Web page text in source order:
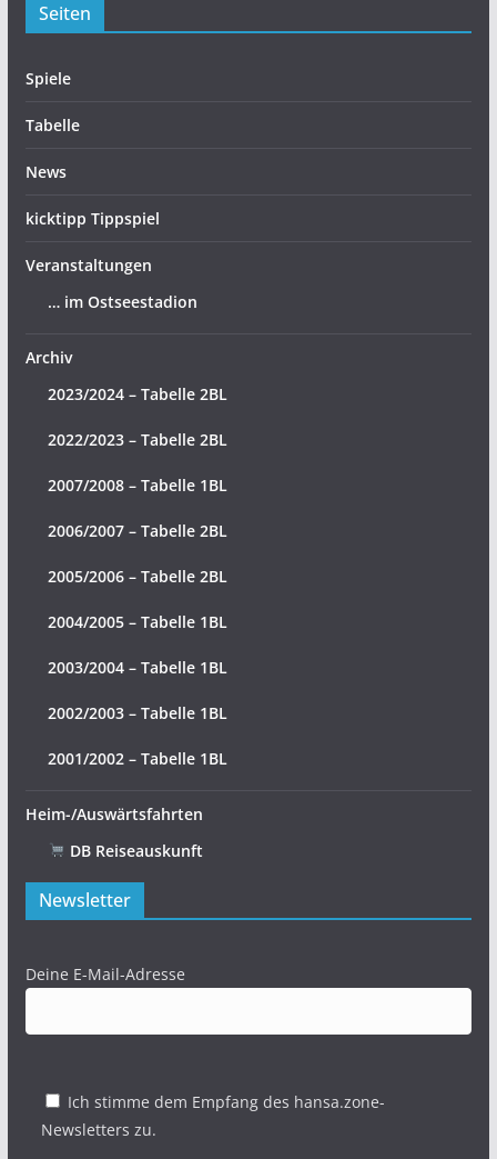
Seiten
Spiele
Tabelle
News
kicktipp Tippspiel
Veranstaltungen
… im Ostseestadion
Archiv
2023/2024 – Tabelle 2BL
2022/2023 – Tabelle 2BL
2007/2008 – Tabelle 1BL
2006/2007 – Tabelle 2BL
2005/2006 – Tabelle 2BL
2004/2005 – Tabelle 1BL
2003/2004 – Tabelle 1BL
2002/2003 – Tabelle 1BL
2001/2002 – Tabelle 1BL
Heim-/Auswärtsfahrten
DB Reiseauskunft
Newsletter
Deine E-Mail-Adresse
Ich stimme dem Empfang des hansa.zone-
Newsletters zu.